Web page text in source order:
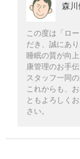
森川
この度は「ロ
だき、誠にあ
睡眠の質が向
康管理のお手
スタッフ一同
これからも、
ともよろしく
さい。